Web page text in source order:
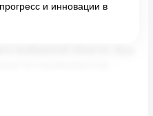
и инновации в